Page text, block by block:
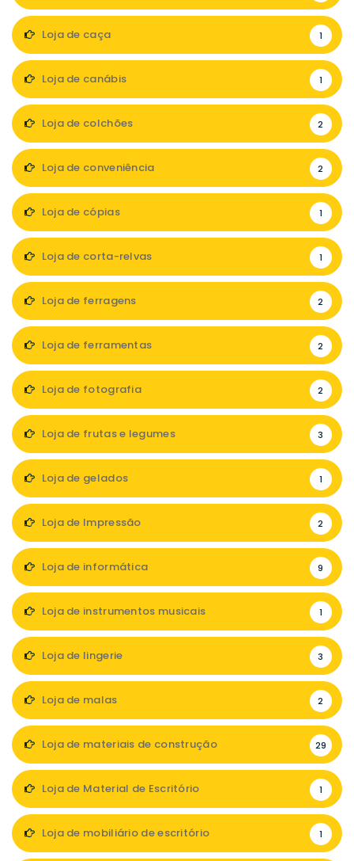
Loja de caça 1
Loja de canábis 1
Loja de colchões 2
Loja de conveniência 2
Loja de cópias 1
Loja de corta-relvas 1
Loja de ferragens 2
Loja de ferramentas 2
Loja de fotografia 2
Loja de frutas e legumes 3
Loja de gelados 1
Loja de Impressão 2
Loja de informática 9
Loja de instrumentos musicais 1
Loja de lingerie 3
Loja de malas 2
Loja de materiais de construção 29
Loja de Material de Escritório 1
Loja de mobiliário de escritório 1